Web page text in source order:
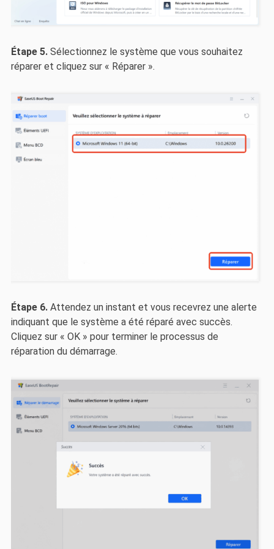
Étape 5.Sélectionnez le système que vous souhaitez
réparer et cliquez sur « Réparer ».
Étape 6.Attendez un instant et vous recevrez une alerte
indiquant que le système a été réparé avec succès.
Cliquez sur « OK » pour terminer le processus de
réparation du démarrage.